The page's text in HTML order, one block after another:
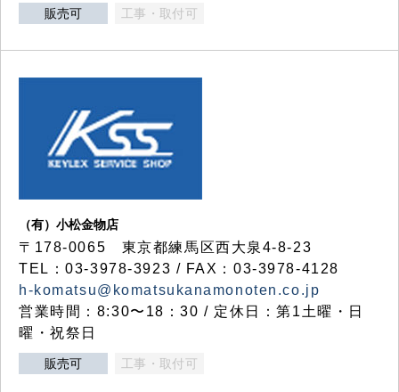
販売可 工事・取付可
（有）小松金物店
〒178-0065 東京都練馬区西大泉4-8-23
TEL：03-3978-3923 / FAX：03-3978-4128
h-komatsu@komatsukanamonoten.co.jp
営業時間：8:30〜18：30 / 定休日：第1土曜・日
曜・祝祭日
販売可 工事・取付可